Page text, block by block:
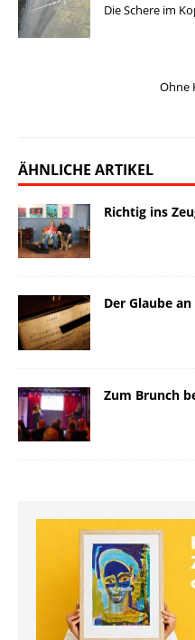
Die Schere im
Ohne
ÄHNLICHE ARTIKEL
Richtig ins
Der Glaube
Zum Brunch